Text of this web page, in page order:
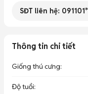
SĐT liên hệ:
Thông tin chi tiết
Giống thú cưng:
Độ tuổi: